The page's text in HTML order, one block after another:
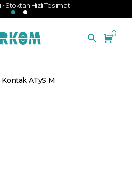
Stoktan Hızlı Teslimat
0
Kontak ATyS M